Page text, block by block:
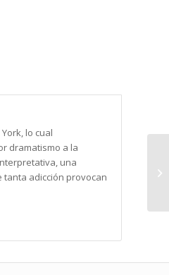
lo cual
dramatismo a la
una
adicción provocan